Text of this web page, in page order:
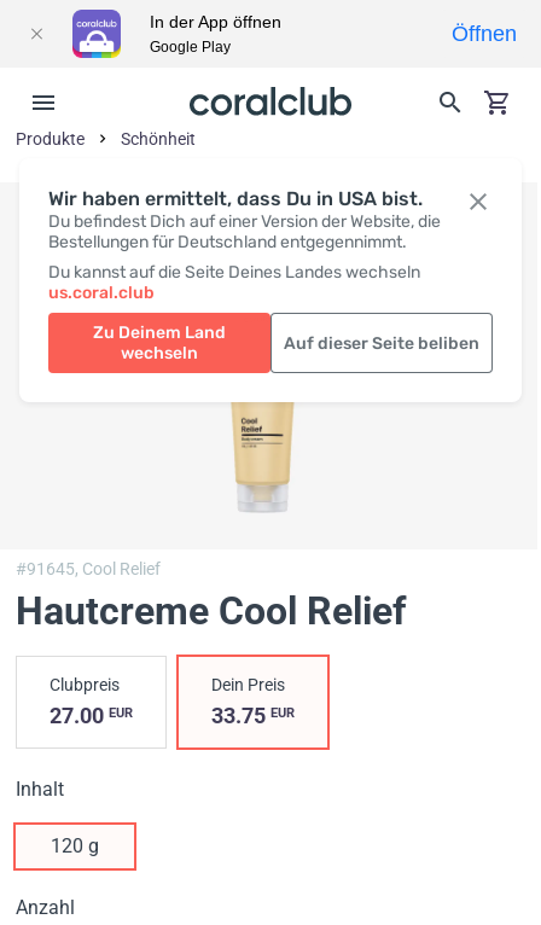
Wir haben ermittelt, dass Du in USA bist.
Du befindest Dich auf einer Version der Website, die
Bestellungen für Deutschland entgegennimmt.
Du kannst auf die Seite Deines Landes wechseln
us.coral.club
Zu Deinem Land
wechseln
Auf dieser Seite beliben
Produkte Schönheit
#91645, Cool Relief
Hautcreme Cool Relief
Clubpreis
27.00 EUR
Dein Preis
33.75EUR
Inhalt
120 g
Anzahl
In der App öffnen
Google Play
Öffnen